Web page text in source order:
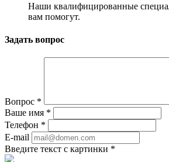
Наши квалифицированные
вам помогут.
Задать вопрос
Вопрос *
Ваше имя *
Телефон *
E-mail
Введите текст с картинки *